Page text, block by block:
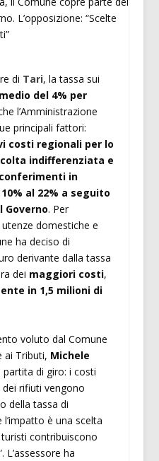
di Tari, la tassa sui
del 4% per
l’Amministrazione
principali fattori:
costi regionali per lo
indifferenziata e
conferimenti in
al 22% a seguito
Governo. Per
domestiche e
ha deciso di
derivante dalla tassa
dei maggiori costi,
in 1,5 milioni di
voluto dal Comune
ai Tributi, Michele
di giro: i costi
rifiuti vengono
della tassa di
è una scelta
contribuiscono
L’assessore ha